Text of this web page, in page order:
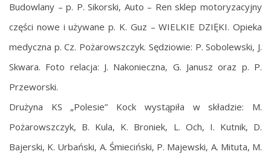
Budowlany – p. P. Sikorski, Auto – Ren sklep motoryzacyjny
części nowe i używane p. K. Guz – WIELKIE DZIĘKI. Opieka
medyczna p. Cz. Pożarowszczyk. Sędziowie: P. Sobolewski, J.
Skwara. Foto relacja: J. Nakonieczna, G. Janusz oraz p. P.
Przeworski.
Drużyna KS „Polesie” Kock wystąpiła w składzie: M.
Pożarowszczyk, B. Kula, K. Broniek, L. Och, I. Kutnik, D.
Bajerski, K. Urbański, A. Śmieciński, P. Majewski, A. Mituta, M.